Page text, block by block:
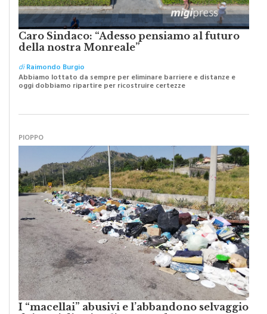
Caro Sindaco: “Adesso pensiamo al futuro
della nostra Monreale”
diRaimondo Burgio
Abbiamo lottato da sempre per eliminare barriere e distanze e
oggi dobbiamo ripartire per ricostruire certezze
I “macellai” abusivi e l’abbandono selvaggio
dei resti di animali per strada